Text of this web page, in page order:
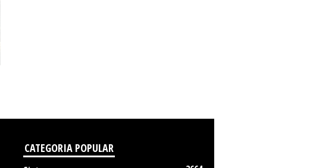
CATEGORIA POPULAR